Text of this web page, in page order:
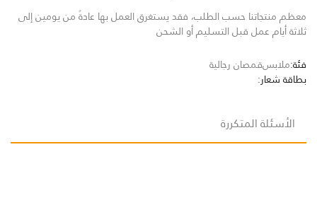
معظم منتجاتنا حسب الطلب، فقد يستغرق العمل بها عادةً من يومين إلى
ثلاثة أيام عمل قبل التسليم أو الشحن
فئة:ملابسقمصان رجالية
بطاقة شعار:
الأسئلة المتكررة